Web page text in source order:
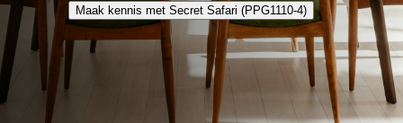
Maak kennis met Secret Safari (PPG1110-4)